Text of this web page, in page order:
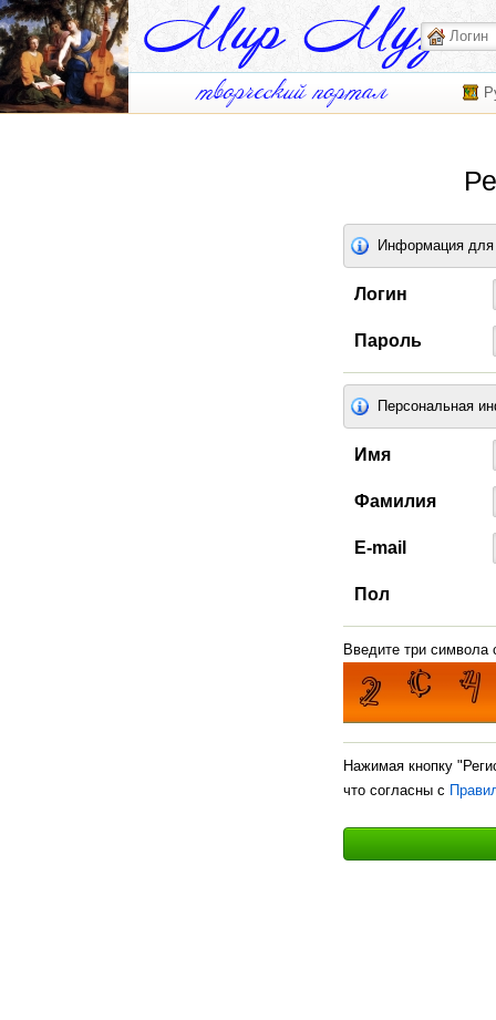
Информация для
Логин
Пароль
Персональная
Имя
Фамилия
E-mail
Пол
Введите три символа
Нажимая кнопку
что согласны с